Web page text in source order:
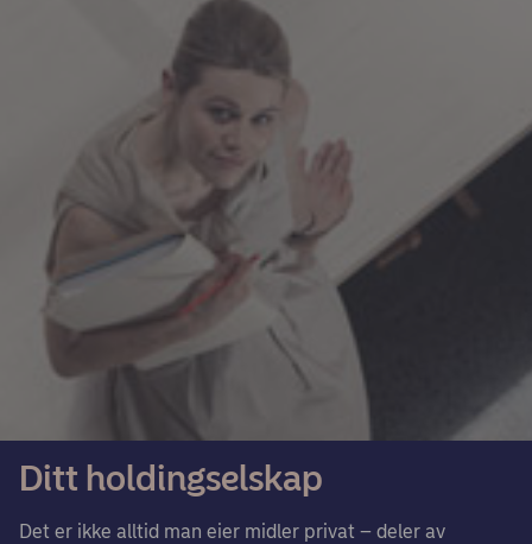
Ditt holdingselskap
Det er ikke alltid man eier midler privat – deler av